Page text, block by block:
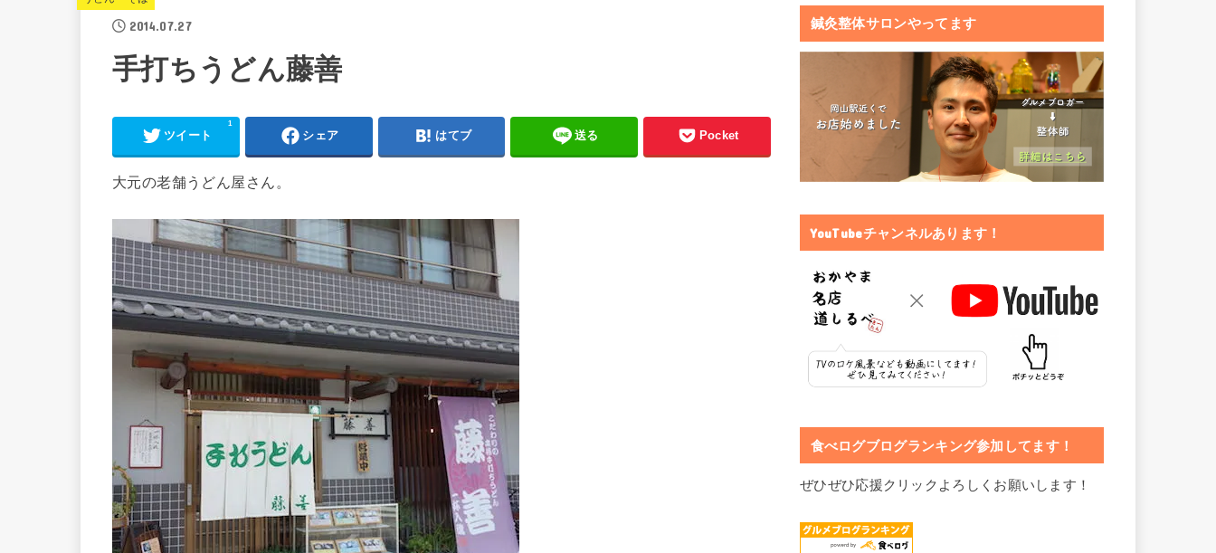
2014.07.27
手打ちうどん藤善
ツイート
1
シェア はてブ 送る Pocket
大元の老舗うどん屋さん。
鍼灸整体サロンやってます
YouTubeチャンネルあります！
食べログブログランキング参加してます！
ぜひぜひ応援クリックよろしくお願いします！